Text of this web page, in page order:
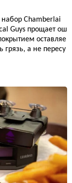
набор Chamberlai
Guys прощает ош
оставляе
грязь, а не пересу